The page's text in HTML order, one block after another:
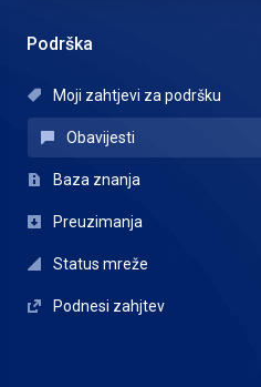
Podrška
Moji zahtjevi za podršku
Obavijesti
Baza znanja
Preuzimanja
Status mreže
Podnesi zahjtev